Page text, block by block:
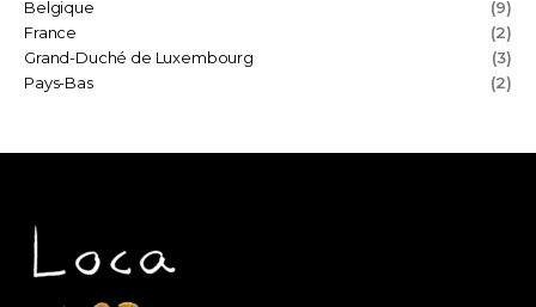
Belgique
(9)
France
(2)
Grand-Duché de Luxembourg
(3)
Pays-Bas
(2)